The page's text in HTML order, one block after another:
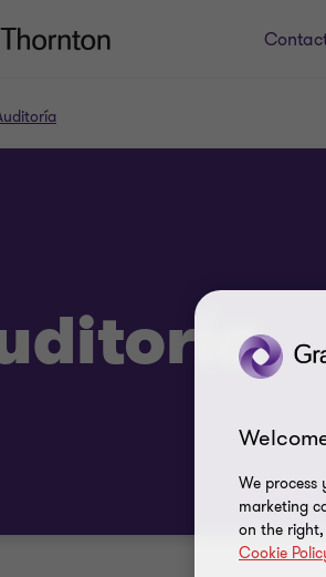
We process
marketing
on the
Cookie